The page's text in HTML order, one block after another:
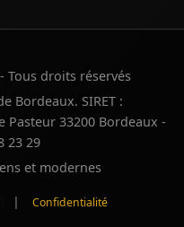
Tous droits réservés
Bordeaux. SIRET :
Pasteur 33200 Bordeaux -
23 29
et modernes
| Confidentialité